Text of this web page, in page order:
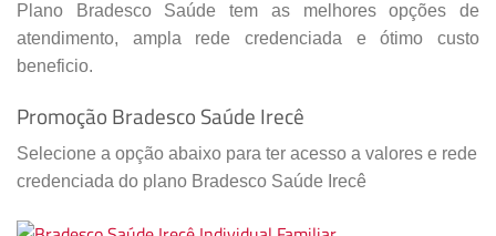
Plano Bradesco Saúde tem as melhores opções de
atendimento, ampla rede credenciada e ótimo custo
beneficio.
Promoção Bradesco Saúde Irecê
Selecione a opção abaixo para ter acesso a valores e rede
credenciada do plano Bradesco Saúde Irecê